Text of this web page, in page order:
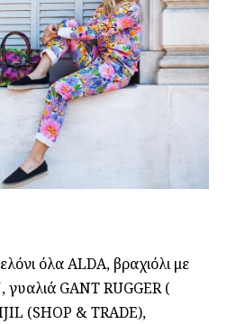
όλα ALDA, βραχιόλι με
, γυαλιά GANT RUGGER (
(SHOP & TRADE),